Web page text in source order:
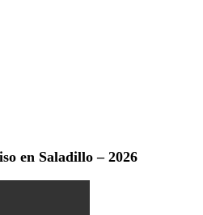
en Saladillo – 2026